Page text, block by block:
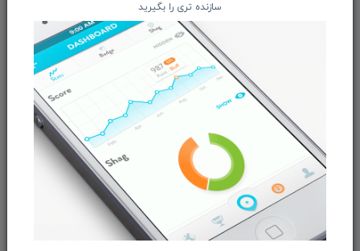
سازنده تری را بگیرید
از تخفیف‌ها و جدیدترین‌های فروشگاه ما باخبر شوید:
ثبت‌نام
ما را در شبکه‌های اجتماعی دنبال کنید: